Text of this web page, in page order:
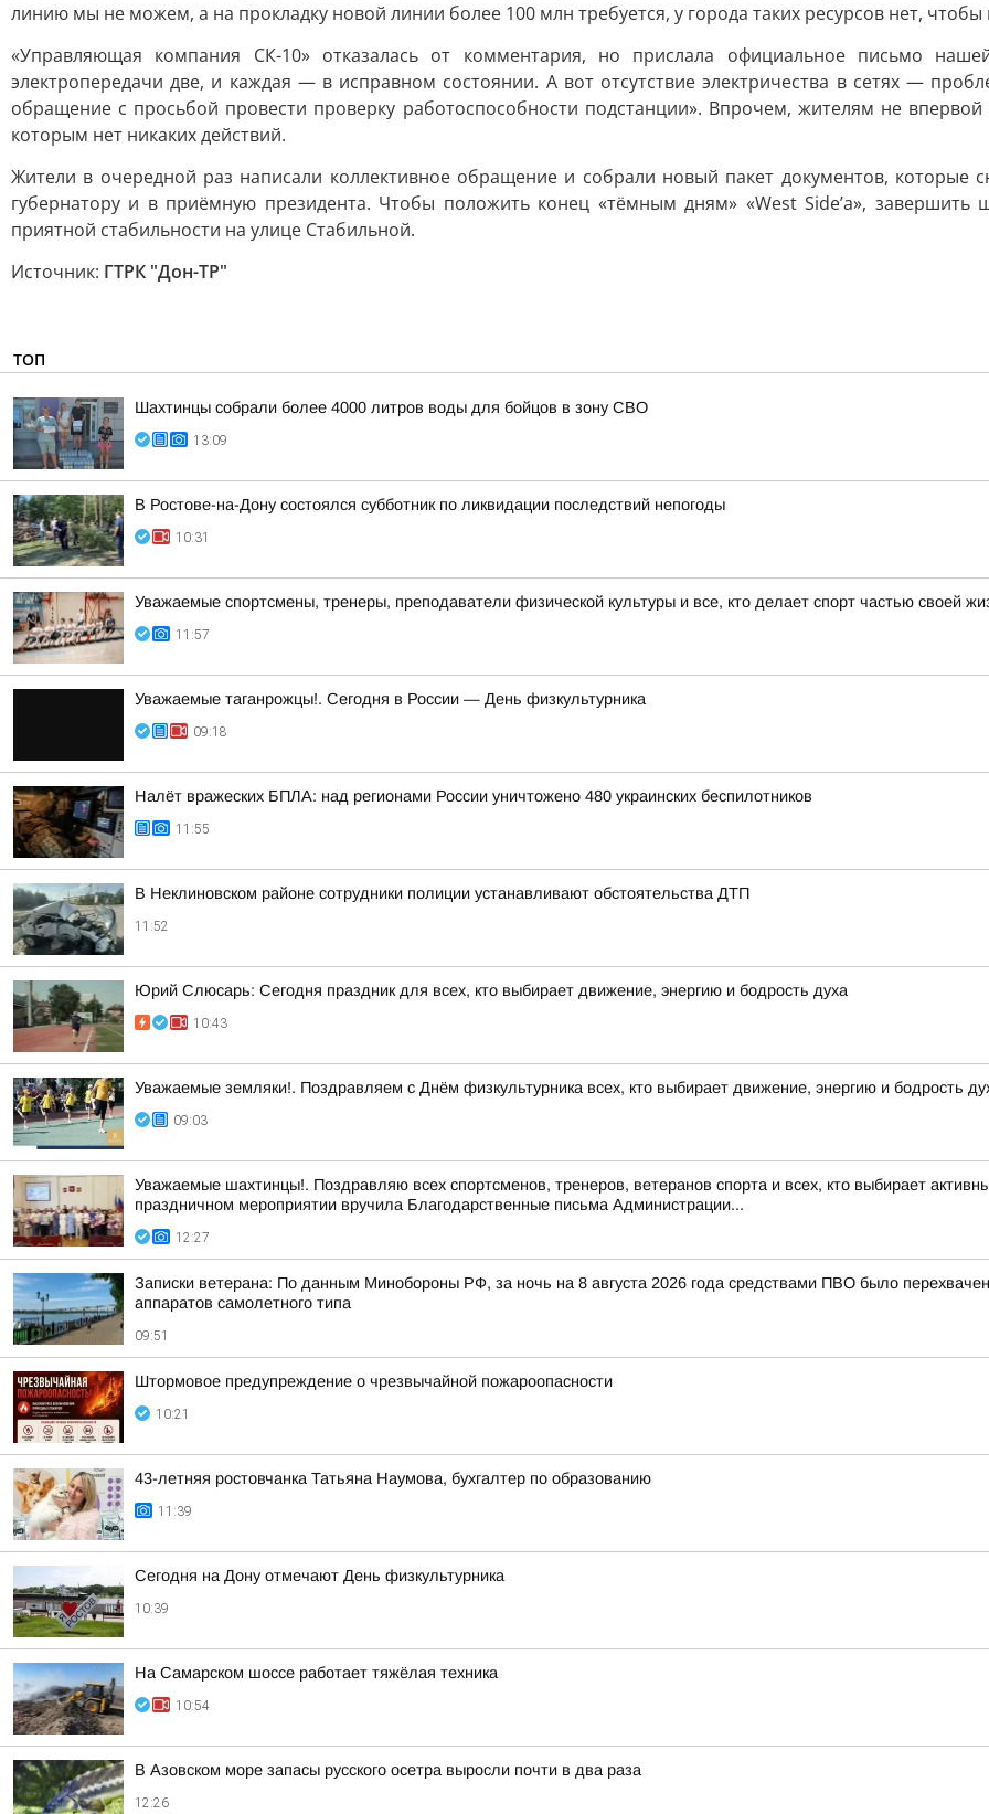
линию мы не можем, а на прокладку новой линии более 100 млн требуется, у города таких ресурсов нет,
«Управляющая компания СК-10» отказалась от комментария, но прислала официальное письмо
электропередачи две, и каждая — в исправном состоянии. А вот отсутствие электричества в сетях —
обращение с просьбой провести проверку работоспособности подстанции». Впрочем, жителям не
которым нет никаких действий.
Жители в очередной раз написали коллективное обращение и собрали новый пакет документов, которые
губернатору и в приёмную президента. Чтобы положить конец «тёмным дням» «West Side’а»,
приятной стабильности на улице Стабильной.
Источник: ГТРК "Дон-ТР"
ТОП
Шахтинцы собрали более 4000 литров воды для бойцов в зону СВО
13:09
В Ростове-на-Дону состоялся субботник по ликвидации последствий непогоды
10:31
Уважаемые спортсмены, тренеры, преподаватели физической культуры и все, кто делает спорт частью своей
11:57
Уважаемые таганрожцы!. Сегодня в России — День физкультурника
09:18
Налёт вражеских БПЛА: над регионами России уничтожено 480 украинских беспилотников
11:55
В Неклиновском районе сотрудники полиции устанавливают обстоятельства ДТП
11:52
Юрий Слюсарь: Сегодня праздник для всех, кто выбирает движение, энергию и бодрость духа
10:43
Уважаемые земляки!. Поздравляем с Днём физкультурника всех, кто выбирает движение, энергию и бодрость
09:03
Уважаемые шахтинцы!. Поздравляю всех спортсменов, тренеров, ветеранов спорта и всех, кто выбирает
праздничном мероприятии вручила Благодарственные письма Администрации...
12:27
Записки ветерана: По данным Минобороны РФ, за ночь на 8 августа 2026 года средствами ПВО было
аппаратов самолетного типа
09:51
Штормовое предупреждение о чрезвычайной пожароопасности
10:21
43-летняя ростовчанка Татьяна Наумова, бухгалтер по образованию
11:39
Сегодня на Дону отмечают День физкультурника
10:39
На Самарском шоссе работает тяжёлая техника
10:54
В Азовском море запасы русского осетра выросли почти в два раза
12:26